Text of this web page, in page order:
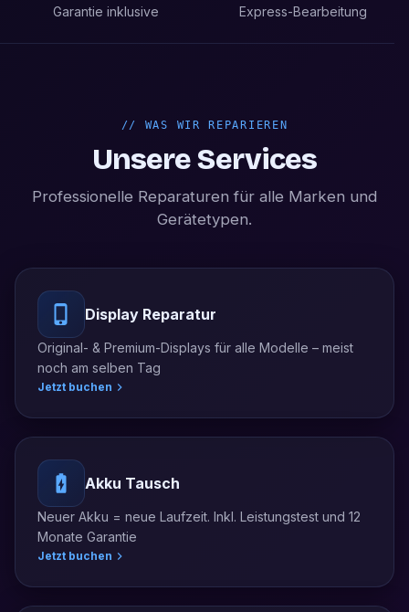
Garantie inklusive Express-Bearbeitung
// WAS WIR REPARIEREN
Unsere Services
Professionelle Reparaturen für alle Marken und
Gerätetypen.
Display Reparatur
Original- & Premium-Displays für alle Modelle – meist
noch am selben Tag
Jetzt buchen
Akku Tausch
Neuer Akku = neue Laufzeit. Inkl. Leistungstest und 12
Monate Garantie
Jetzt buchen